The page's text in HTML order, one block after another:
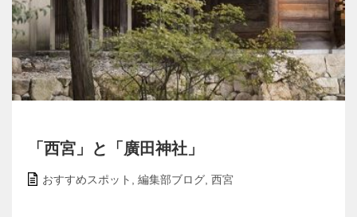
「西宮」と「廣田神社」
おすすめスポット 編集部ブログ 西宮